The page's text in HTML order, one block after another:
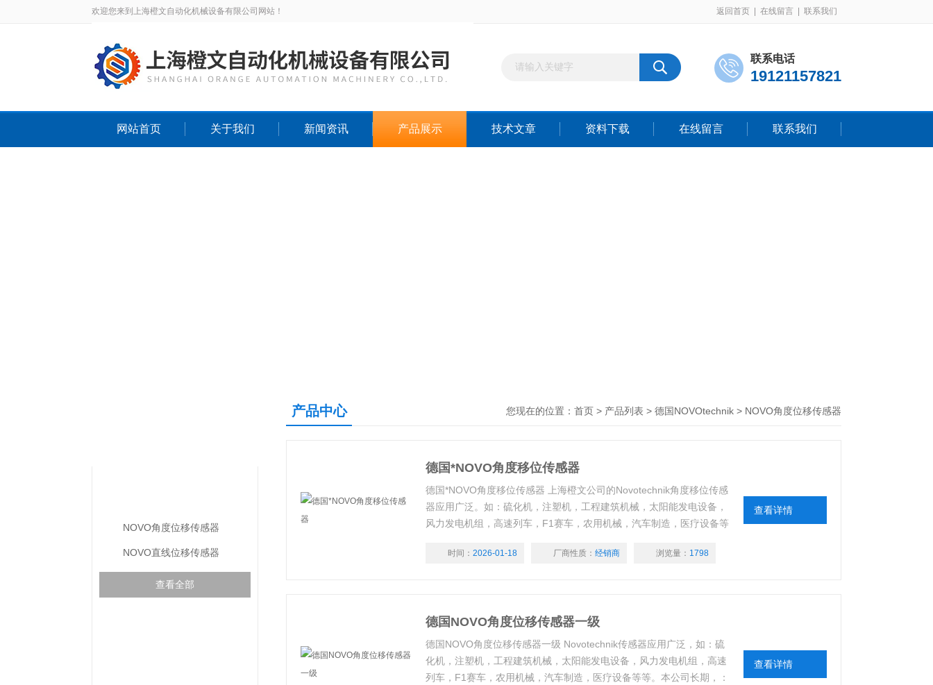
欢迎您来到上海橙文自动化机械设备有限公司网站！ 返回首页 在线留言 联系我们
联系电话
19121157821
网站首页 关于我们 新闻资讯 产品展示 技术文章 资料下载 在线留言 联系我们
NOVO角度位移传感器
NOVO直线位移传感器
查看全部
产品中心 您现在的位置： 首页 > 产品列表 > 德国NOVOtechnik > NOVO角度位移传感器
德国*NOVO角度移位传感器
德国*NOVO角度移位传感器 上海橙文公司的Novotechnik角度移位传感
器应用广泛。如：硫化机，注塑机，工程建筑机械，太阳能发电设备，
风力发电机组，高速列车，F1赛车，农用机械，汽车制造，医疗设备等
时间： 2026-01-18 厂商性质： 经销商 浏览量： 1798
查看详情
德国NOVO角度位移传感器一级
德国NOVO角度位移传感器一级 Novotechnik传感器应用广泛，如：硫
化机，注塑机，工程建筑机械，太阳能发电设备，风力发电机组，高速
列车，F1赛车，农用机械，汽车制造，医疗设备等等。本公司长期，：
查看详情